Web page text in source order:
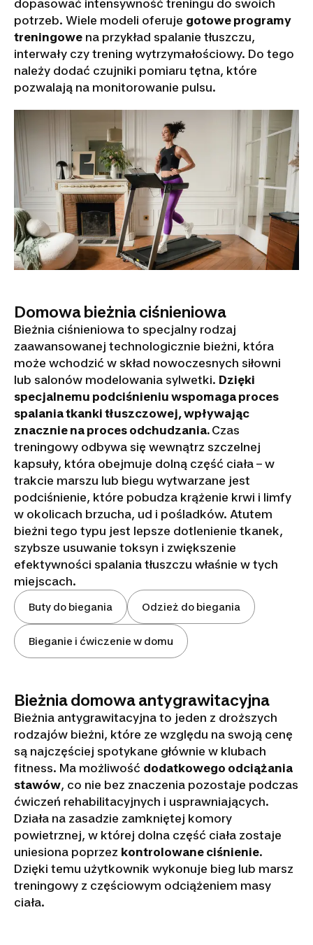
dopasować intensywność treningu do swoich
potrzeb. Wiele modeli oferuje gotowe programy
treningowe na przykład spalanie tłuszczu,
interwały czy trening wytrzymałościowy. Do tego
należy dodać czujniki pomiaru tętna, które
pozwalają na monitorowanie pulsu.
Domowa bieżnia ciśnieniowa
Bieżnia ciśnieniowa to specjalny rodzaj
zaawansowanej technologicznie bieżni, która
może wchodzić w skład nowoczesnych siłowni
lub salonów modelowania sylwetki. Dzięki
specjalnemu podciśnieniu wspomaga proces
spalania tkanki tłuszczowej, wpływając
znacznie na proces odchudzania. Czas
treningowy odbywa się wewnątrz szczelnej
kapsuły, która obejmuje dolną część ciała – w
trakcie marszu lub biegu wytwarzane jest
podciśnienie, które pobudza krążenie krwi i limfy
w okolicach brzucha, ud i pośladków. Atutem
bieżni tego typu jest lepsze dotlenienie tkanek,
szybsze usuwanie toksyn i zwiększenie
efektywności spalania tłuszczu właśnie w tych
miejscach.
Buty do biegania Odzież do biegania
Bieganie i ćwiczenie w domu
Bieżnia domowa antygrawitacyjna
Bieżnia antygrawitacyjna to jeden z droższych
rodzajów bieżni, które ze względu na swoją cenę
są najczęściej spotykane głównie w klubach
fitness. Ma możliwość dodatkowego odciążania
stawów, co nie bez znaczenia pozostaje podczas
ćwiczeń rehabilitacyjnych i usprawniających.
Działa na zasadzie zamkniętej komory
powietrznej, w której dolna część ciała zostaje
uniesiona poprzez kontrolowane ciśnienie.
Dzięki temu użytkownik wykonuje bieg lub marsz
treningowy z częściowym odciążeniem masy
ciała.